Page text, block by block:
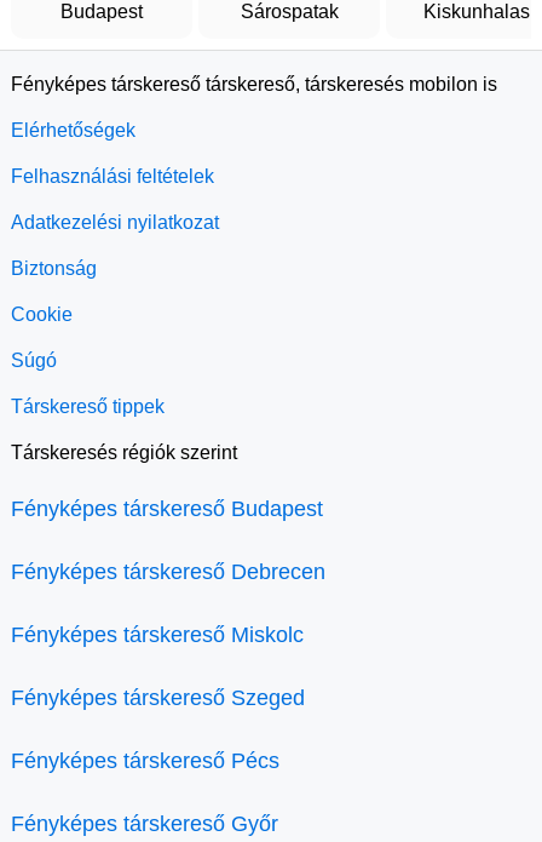
Budapest
Sárospatak
Kiskunhalas
Fényképes társkereső társkereső, társkeresés mobilon is
Elérhetőségek
Felhasználási feltételek
Adatkezelési nyilatkozat
Biztonság
Cookie
Súgó
Társkereső tippek
Társkeresés régiók szerint
Fényképes társkereső Budapest
Fényképes társkereső Debrecen
Fényképes társkereső Miskolc
Fényképes társkereső Szeged
Fényképes társkereső Pécs
Fényképes társkereső Győr